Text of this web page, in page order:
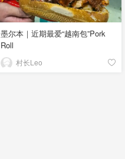
墨尔本｜近期最爱“越南包”Pork
Roll
村长Leo